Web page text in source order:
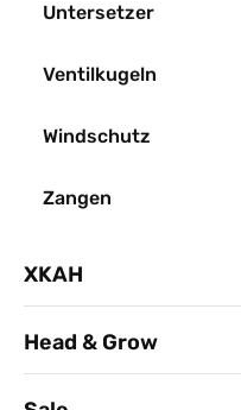
Untersetzer
Ventilkugeln
Windschutz
Zangen
XKAH
Head & Grow